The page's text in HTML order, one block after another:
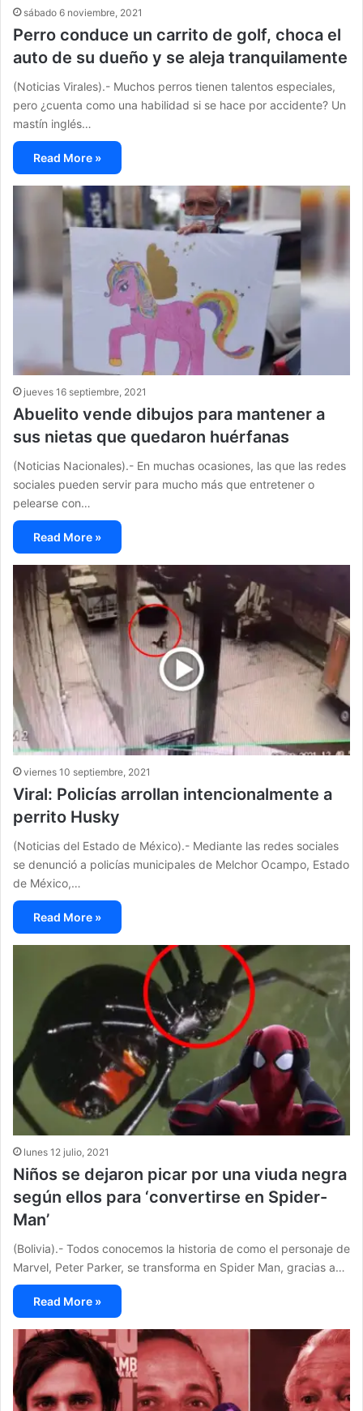
sábado 6 noviembre, 2021
Perro conduce un carrito de golf, choca el
auto de su dueño y se aleja tranquilamente
(Noticias Virales).- Muchos perros tienen talentos especiales,
pero ¿cuenta como una habilidad si se hace por accidente? Un
mastín inglés…
Read More »
jueves 16 septiembre, 2021
Abuelito vende dibujos para mantener a
sus nietas que quedaron huérfanas
(Noticias Nacionales).- En muchas ocasiones, las que las redes
sociales pueden servir para mucho más que entretener o
pelearse con…
Read More »
viernes 10 septiembre, 2021
Viral: Policías arrollan intencionalmente a
perrito Husky
(Noticias del Estado de México).- Mediante las redes sociales
se denunció a policías municipales de Melchor Ocampo, Estado
de México,…
Read More »
lunes 12 julio, 2021
Niños se dejaron picar por una viuda negra
según ellos para ‘convertirse en Spider-
Man’
(Bolivia).- Todos conocemos la historia de como el personaje de
Marvel, Peter Parker, se transforma en Spider Man, gracias a…
Read More »